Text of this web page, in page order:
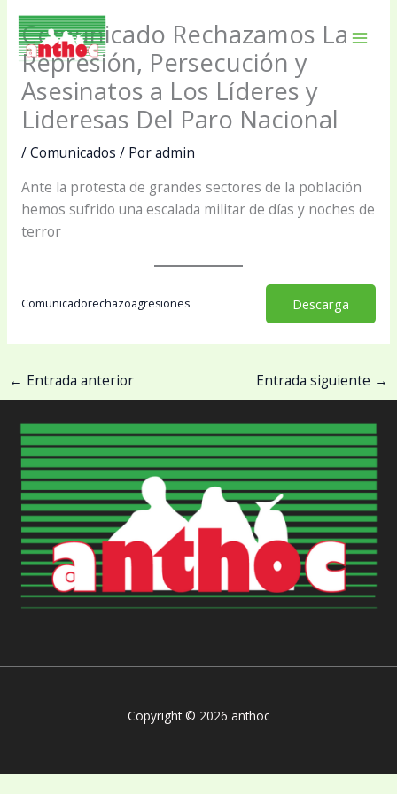
contenido
Comunicado Rechazamos La
Represión, Persecución y
Asesinatos a Los Líderes y
Lideresas Del Paro Nacional
/Comunicados / Poradmin
Ante la protesta de grandes sectores de la población
hemos sufrido una escalada militar de días y noches de
terror
Comunicadorechazoagresiones Descarga
← Entrada anterior Entrada siguiente →
Copyright © 2026 anthoc